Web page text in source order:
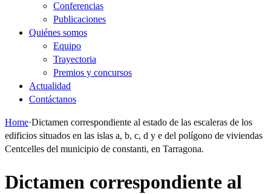
Conferencias
Publicaciones
Quiénes somos
Equipo
Trayectoria
Premios y concursos
Actualidad
Contáctanos
Home·Dictamen correspondiente al estado de las escaleras de los
edificios situados en las islas a, b, c, d y e del polígono de viviendas
Centcelles del municipio de constanti, en Tarragona.
Dictamen correspondiente al